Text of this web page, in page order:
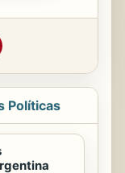
Políticas